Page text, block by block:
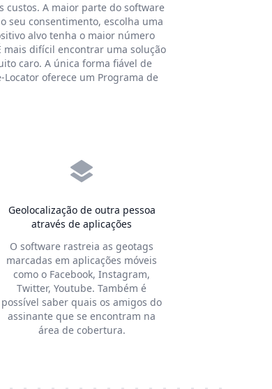
custos. A maior parte do software
seu consentimento, escolha uma
alvo tenha o maior número
mais difícil encontrar uma solução
caro. A única forma fiável de
oferece um Programa de
Geolocalização de outra pessoa
através de aplicações
O software rastreia as geotags
marcadas em aplicações móveis
como o Facebook, Instagram,
Twitter, Youtube. Também é
possível saber quais os amigos do
assinante que se encontram na
área de cobertura.